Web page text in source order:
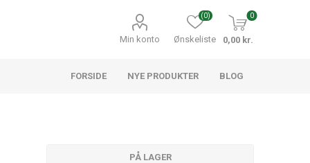
Min konto Ønskeliste
(0) 0
0,00 kr.
FORSIDE NYE PRODUKTER BLOG
PÅ LAGER